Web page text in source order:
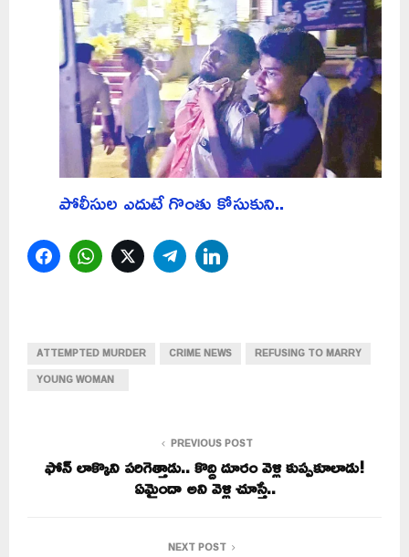
పోలీసుల ఎదుటే గొంతు కోసుకుని..
FacebookWhatsAppTwitterTelegram
ATTEMPTED MURDER CRIME NEWS
REFUSING TO MARRY
YOUNG WOMAN
PREVIOUS POST
ఫోన్ లాక్కొని పరిగెత్తాడు.. కొద్ది దూరం వెళ్లి కుప్పకూలాడు!
ఏమైందా అని వెళ్లి చూస్తే..
NEXT POST